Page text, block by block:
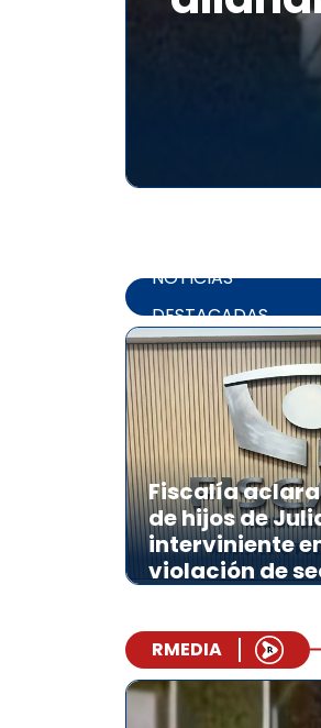
NOTICIAS
DESTACADAS
Fiscalía
de hijos de
interviniente
violación de
RMEDIA